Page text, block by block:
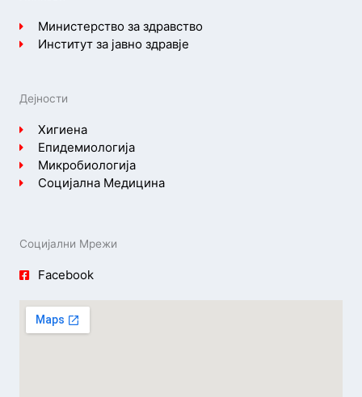
Министерство за здравство
Институт за јавно здравје
Дејности
Хигиена
Епидемиологија
Микробиологија
Социјална Медицина
Социјални Мрежи
Facebook